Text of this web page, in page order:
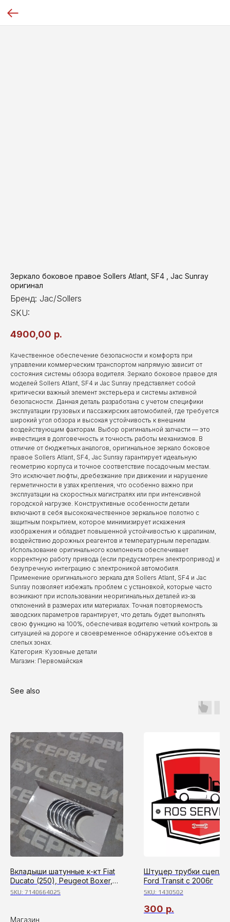
Зеркало боковое правое Sollers Atlant, SF4 , Jac Sunray
оригинал
Бренд: Jac/Sollers
SKU:
4900,00 р.
Качественное обеспечение безопасности и комфорта при
управлении коммерческим транспортом напрямую зависит от
состояния системы обзора водителя. Зеркало боковое правое для
моделей Sollers Atlant, SF4 и Jac Sunray представляет собой
критически важный элемент экстерьера и системы активной
безопасности. Данная деталь разработана с учетом специфики
эксплуатации грузовых и пассажирских автомобилей, где требуется
широкий угол обзора и высокая устойчивость к внешним
воздействующим факторам. Выбор оригинальной запчасти — это
инвестиция в долговечность и точность работы механизмов. В
отличие от бюджетных аналогов, оригинальное зеркало боковое
правое Sollers Atlant, SF4, Jac Sunray гарантирует идеальную
геометрию корпуса и точное соответствие посадочным местам.
Это исключает люфты, дребезжание при движении и нарушение
герметичности в узлах крепления, что особенно важно при
эксплуатации на скоростных магистралях или при интенсивной
городской нагрузке. Конструктивные особенности детали
включают в себя высококачественное зеркальное полотно с
защитным покрытием, которое минимизирует искажения
изображения и обладает повышенной устойчивостью к царапинам,
воздействию дорожных реагентов и температурным перепадам.
Использование оригинального компонента обеспечивает
корректную работу привода (если предусмотрен электропривод) и
безупречную интеграцию с электроникой автомобиля.
Применение оригинального зеркала для Sollers Atlant, SF4 и Jac
Sunray позволяет избежать проблем с установкой, которые часто
возникают при использовании неоригинальных деталей из-за
отклонений в размерах или материалах. Точная повторяемость
заводских параметров гарантирует, что деталь будет выполнять
свою функцию на 100%, обеспечивая водителю четкий контроль за
ситуацией на дороге и своевременное обнаружение объектов в
слепых зонах.
Категория: Кузовные детали
Магазин: Первомайская
See also
Вкладыши шатунные к-кт Fiat
Ducato (250), Peugeot Boxer,
Citroen Jumper, Ford Transit
SKU: 7140664025
Магазин
Штуцер трубки
Ford Transit c 2006г
SKU: 1430502
300 р.